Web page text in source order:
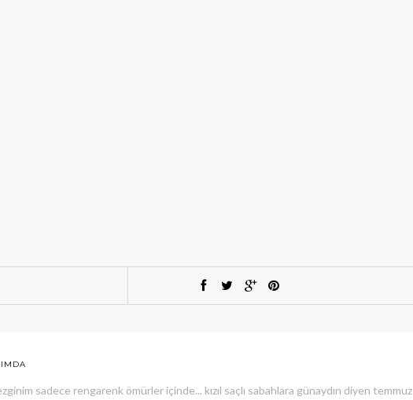
sadece rengarenk ömürler içinde... kızıl saçlı sabahlara günaydın diyen temmuz